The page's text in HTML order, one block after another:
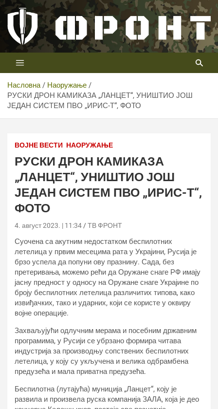
Скип
цонтент
Телевизија ФРОНТ
Први војни канал у Србији
Насловна
Наоружање
РУСКИ ДРОН КАМИКАЗА „ЛАНЦЕТ“, УНИШТИО ЈОШ
ЈЕДАН СИСТЕМ ПВО „ИРИС-Т“, ФОТО
ВОЈНЕ ВЕСТИ НАОРУЖАЊЕ
РУСКИ ДРОН КАМИКАЗА
„ЛАНЦЕТ“, УНИШТИО ЈОШ
ЈЕДАН СИСТЕМ ПВО „ИРИС-Т“,
ФОТО
4. август 2023. | 11:34 ТВ ФРОНТ
Суочена са акутним недостатком беспилотних
летелица у првим месецима рата у Украјини, Русија је
брзо успела да попуни ову празнину. Сада, без
претеривања, можемо рећи да Оружане снаге РФ имају
јасну предност у односу на Оружане снаге Украјине по
броју беспилотних летелица различитих типова, како
извиђачких, тако и ударних, који се користе у оквиру
војне операције.
Захваљујући одлучним мерама и посебним државним
програмима, у Русији се убрзано формира читава
индустрија за производњу сопствених беспилотних
летелица, у коју су укључена и велика одбрамбена
предузећа и мала приватна предузећа.
Беспилотна (лутајућа) муниција „Ланцет“, коју је
развила и произвела руска компанија ЗАЛА, која је део